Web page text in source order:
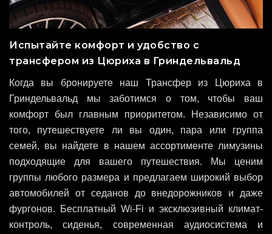
Испытайте комфорт и удобство с
трансфером из Цюриха в Гриндельвальд
Когда вы бронируете наш Трансфер из Цюриха в
Гриндельвальд мы заботимся о том, чтобы ваш
комфорт был главным приоритетом. Независимо от
того, путешествуете ли вы один, пара или группа
семей, вы найдете в нашем ассортименте лимузины
подходящие для вашего путешествия. Мы ценим
группы любого размера и предлагаем широкий выбор
автомобилей от седанов до внедорожников и даже
фургонов. Бесплатный Wi-Fi и эксклюзивный климат-
контроль, сиденья, современная аудиосистема и